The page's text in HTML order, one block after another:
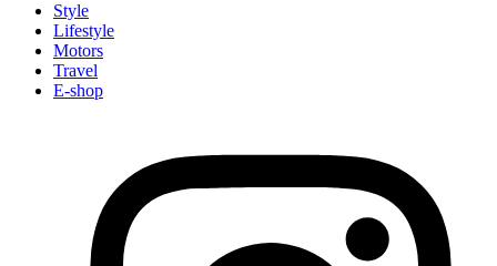
Style
Lifestyle
Motors
Travel
E-shop